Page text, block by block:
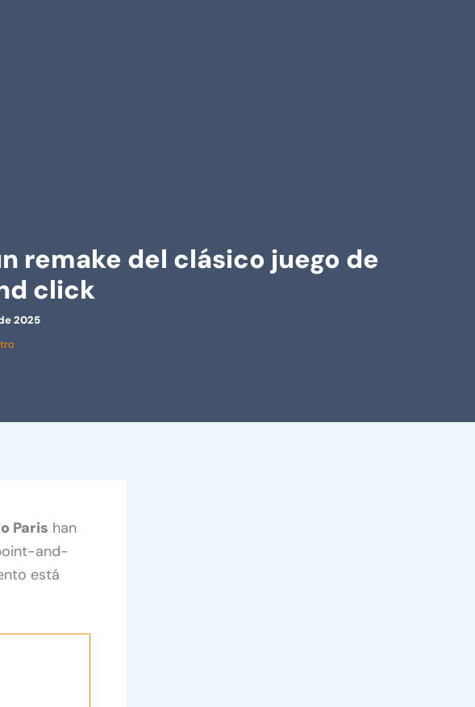
remake del clásico juego de
click
2025
Paris han
and-
está